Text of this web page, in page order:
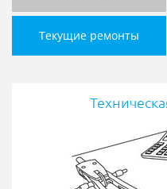
Текущие ремонты